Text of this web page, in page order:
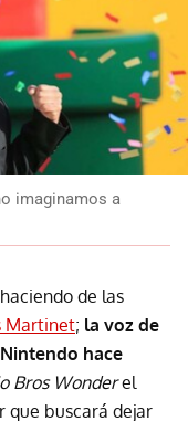
imaginamos a
de las
Martinet; la voz de
hace
Bros Wonderel
que buscará dejar